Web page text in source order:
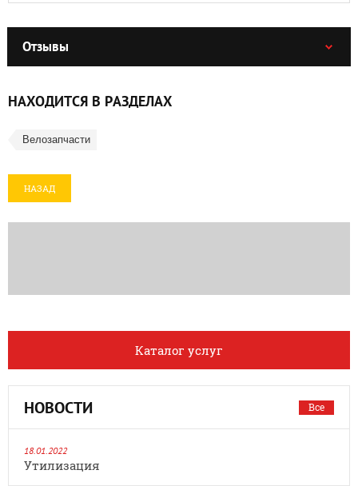
Отзывы
НАХОДИТСЯ В РАЗДЕЛАХ
Велозапчасти
НАЗАД
Каталог услуг
НОВОСТИ Все
18.01.2022
Утилизация